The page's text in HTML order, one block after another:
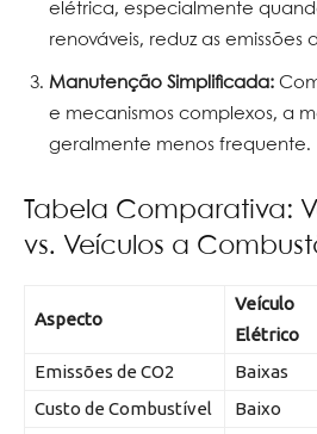
elétrica, especialmente
renováveis, reduz as emissões
Manutenção Simplificada:
e mecanismos complexos, a
geralmente menos frequente.
Tabela Comparativa:
vs. Veículos a
Aspecto
Veículo
Elétrico
Emissões de CO2
Baixas
Custo de Combustível
Baixo